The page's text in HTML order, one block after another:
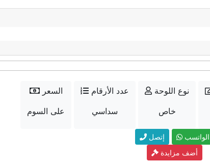
السعر
على السوم
عدد الأرقام
سداسي
نوع اللوحة
خاص
إتصل
الواتسب
أضف مزايدة